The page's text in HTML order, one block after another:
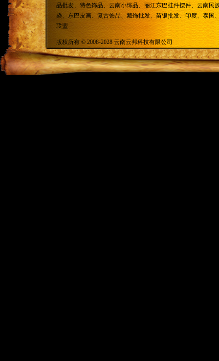
品批发、特色饰品、云南小饰品、丽江东巴挂件摆件、云南民
染、东巴皮画、复古饰品、藏饰批发、苗银批发、印度、泰
联盟
版权所有 © 2008-2028 云南云邦科技有限公司